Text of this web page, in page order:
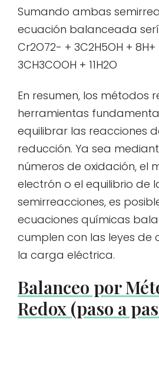
Sumando ambas
ecuación balanceada
Cr2O72- + 3C2H5OH +
3CH3COOH + 11H2O
En resumen, los métodos
herramientas
equilibrar las reacciones
reducción. Ya sea
números de oxidación, el
electrón o el equilibrio de
semirreacciones, es
ecuaciones químicas
cumplen con las leyes de
la carga eléctrica.
Balanceo por
Redox (paso a